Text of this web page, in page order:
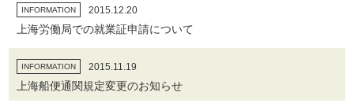
INFORMATION 2015.12.20
上海労働局での就業証申請について
INFORMATION 2015.11.19
上海船便通関規定変更のお知らせ